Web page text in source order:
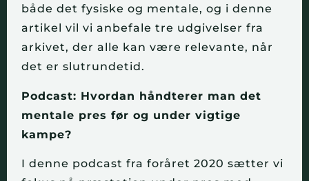
både det fysiske og mentale, og i denne
artikel vil vi anbefale tre udgivelser fra
arkivet, der alle kan være relevante, når
det er slutrundetid.
Podcast: Hvordan håndterer man det
mentale pres før og under vigtige
kampe?
I denne podcast fra foråret 2020 sætter vi